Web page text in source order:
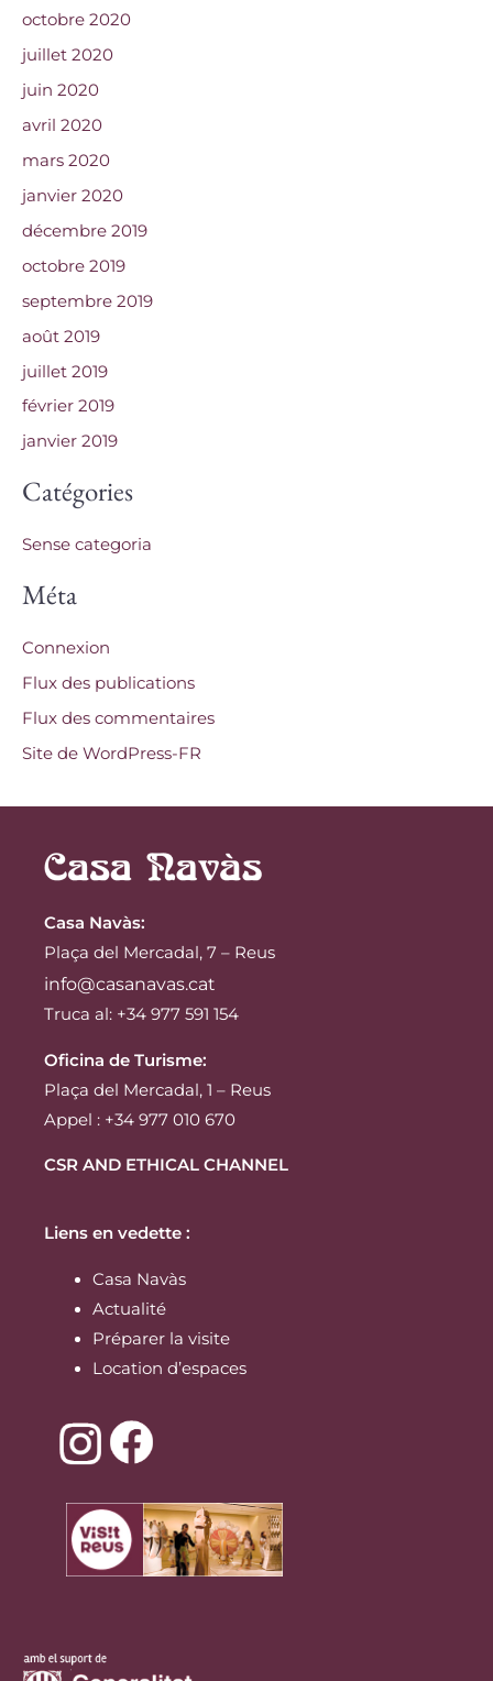
octobre 2020
juillet 2020
juin 2020
avril 2020
mars 2020
janvier 2020
décembre 2019
octobre 2019
septembre 2019
août 2019
juillet 2019
février 2019
janvier 2019
Catégories
Sense categoria
Méta
Connexion
Flux des publications
Flux des commentaires
Site de WordPress-FR
Casa Navàs:
Plaça del Mercadal, 7 – Reus
info@casanavas.cat
Truca al: +34 977 591 154
Oficina de Turisme:
Plaça del Mercadal, 1 – Reus
Appel : +34 977 010 670
CSR AND ETHICAL CHANNEL
Liens en vedette :
Casa Navàs
Actualité
Préparer la visite
Location d’espaces